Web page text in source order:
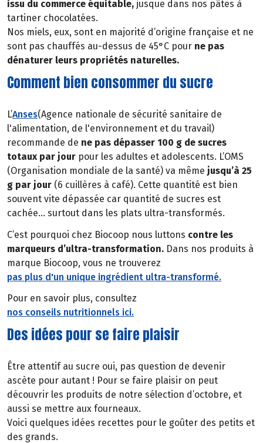
issu du commerce équitable, jusque dans nos pâtes à
tartiner chocolatées.
Nos miels, eux, sont en majorité d’origine française et ne
sont pas chauffés au-dessus de 45°C pour ne pas
dénaturer leurs propriétés naturelles.
Comment bien consommer du sucre
L’Anses(Agence nationale de sécurité sanitaire de
l'alimentation, de l'environnement et du travail)
recommande de ne pas dépasser 100 g de sucres
totaux par jour pour les adultes et adolescents. L’OMS
(Organisation mondiale de la santé) va même jusqu’à 25
g par jour (6 cuillères à café). Cette quantité est bien
souvent vite dépassée car quantité de sucres est
cachée… surtout dans les plats ultra-transformés.
C’est pourquoi chez Biocoop nous luttons contre les
marqueurs d’ultra-transformation. Dans nos produits à
marque Biocoop, vous ne trouverez
pas plus d'un unique ingrédient ultra-transformé.
Pour en savoir plus, consultez
nos conseils nutritionnels ici.
Des idées pour se faire plaisir
Être attentif au sucre oui, pas question de devenir
ascète pour autant ! Pour se faire plaisir on peut
découvrir les produits de notre sélection d’octobre, et
aussi se mettre aux fourneaux.
Voici quelques idées recettes pour le goûter des petits et
des grands.